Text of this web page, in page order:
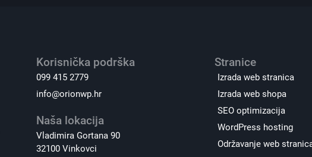
Korisnička podrška
099 415 2779
info@orionwp.hr
Naša lokacija
Vladimira Gortana 90
32100 Vinkovci
Stranice
Izrada web stranica
Izrada web shopa
SEO optimizacija
WordPress hosting
Održavanje web